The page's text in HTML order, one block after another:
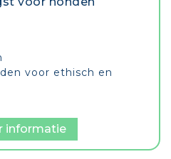
voor ethisch en
informatie